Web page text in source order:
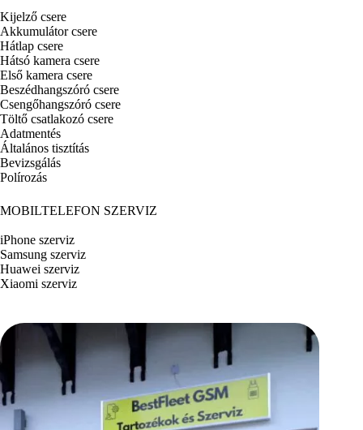
Kijelző csere
Akkumulátor csere
Hátlap csere
Hátsó kamera csere
Első kamera csere
Beszédhangszóró csere
Csengőhangszóró csere
Töltő csatlakozó csere
Adatmentés
Általános tisztítás
Bevizsgálás
Polírozás
MOBILTELEFON SZERVIZ
iPhone szerviz
Samsung szerviz
Huawei szerviz
Xiaomi szerviz